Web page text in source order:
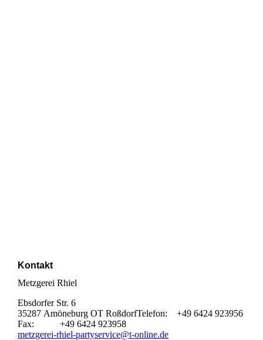
Kontakt
Metzgerei Rhiel
Ebsdorfer Str. 6
35287 Amöneburg OT RoßdorfTelefon: +49 6424 923956
Fax: +49 6424 923958
metzgerei-rhiel-partyservice@t-online.de